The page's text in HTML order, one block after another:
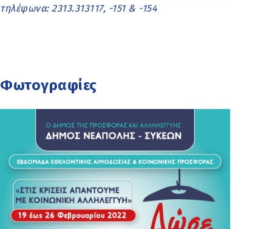
τηλέφωνα: 2313.313117, -151 & -154
Φωτογραφίες